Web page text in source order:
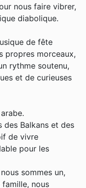
nous faire vibrer,
diabolique.
de fête
propres morceaux,
rythme soutenu,
et de curieuses
des Balkans et des
de vivre
pour les
sommes un,
nous